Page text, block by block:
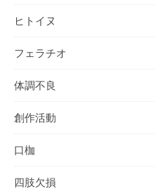
ヒトイヌ
フェラチオ
体調不良
創作活動
口枷
四肢欠損